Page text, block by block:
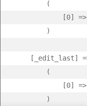
        (
[0]
        )
[_edit_last]
        (
[0]
        )